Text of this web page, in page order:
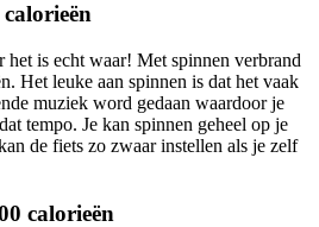
het is echt waar! Met spinnen verbrand
Het leuke aan spinnen is dat het vaak
muziek word gedaan waardoor je
tempo. Je kan spinnen geheel op je
de fiets zo zwaar instellen als je zelf
calorieën